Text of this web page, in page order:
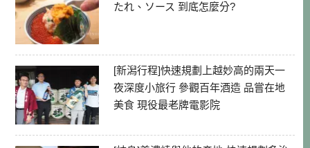
たれ、ソース 到底怎麼分?
[新潟行程]快速規劃上越妙高的兩天一
夜深度小旅行 參觀百年酒造 品嘗在地
美食 現役最老牌電影院